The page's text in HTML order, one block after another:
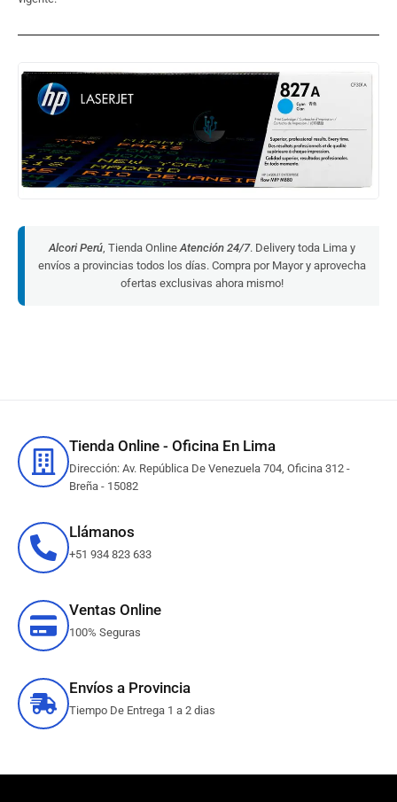
Alcori Perú , Tienda Online Atención 24/7. Delivery toda Lima y
envíos a provincias todos los días. Compra por Mayor y aprovecha
ofertas exclusivas ahora mismo!
Tienda Online - Oficina En Lima
Dirección: Av. República De Venezuela 704, Oficina 312 -
Breña - 15082
Llámanos
+51 934 823 633
Ventas Online
100% Seguras
Envíos a Provincia
Tiempo De Entrega 1 a 2 dias